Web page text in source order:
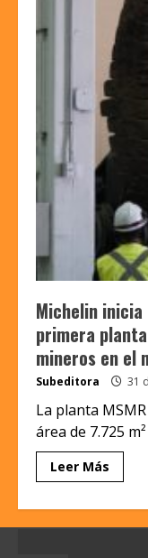
Michelin inicia
primera
mineros en el
Subeditora 31
La planta
área de 7.725
Leer Más